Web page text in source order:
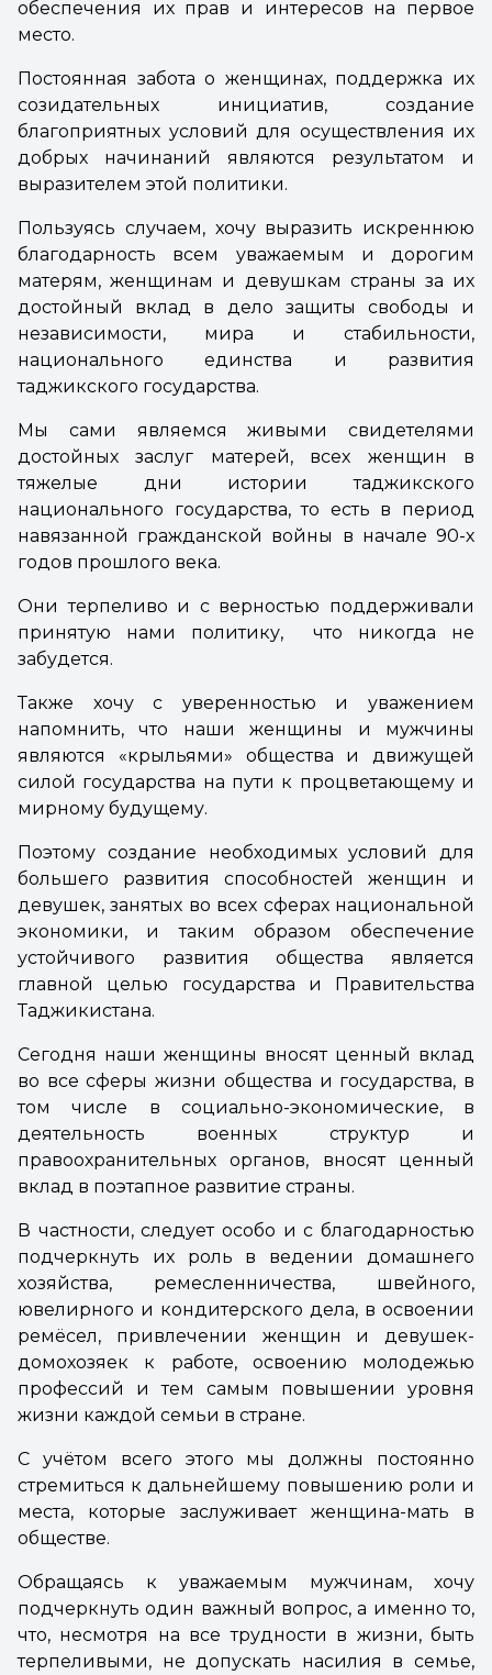
обеспечения их прав и интересов на первое
место.
Постоянная забота о женщинах, поддержка их
созидательных инициатив, создание
благоприятных условий для осуществления их
добрых начинаний являются результатом и
выразителем этой политики.
Пользуясь случаем, хочу выразить искреннюю
благодарность всем уважаемым и дорогим
матерям, женщинам и девушкам страны за их
достойный вклад в дело защиты свободы и
независимости, мира и стабильности,
национального единства и развития
таджикского государства.
Мы сами являемся живыми свидетелями
достойных заслуг матерей, всех женщин в
тяжелые дни истории таджикского
национального государства, то есть в период
навязанной гражданской войны в начале 90-х
годов прошлого века.
Они терпеливо и с верностью поддерживали
принятую нами политику, что никогда не
забудется.
Также хочу с уверенностью и уважением
напомнить, что наши женщины и мужчины
являются «крыльями» общества и движущей
силой государства на пути к процветающему и
мирному будущему.
Поэтому создание необходимых условий для
большего развития способностей женщин и
девушек, занятых во всех сферах национальной
экономики, и таким образом обеспечение
устойчивого развития общества является
главной целью государства и Правительства
Таджикистана.
Сегодня наши женщины вносят ценный вклад
во все сферы жизни общества и государства, в
том числе в социально-экономические, в
деятельность военных структур и
правоохранительных органов, вносят ценный
вклад в поэтапное развитие страны.
В частности, следует особо и с благодарностью
подчеркнуть их роль в ведении домашнего
хозяйства, ремесленничества, швейного,
ювелирного и кондитерского дела, в освоении
ремёсел, привлечении женщин и девушек-
домохозяек к работе, освоению молодежью
профессий и тем самым повышении уровня
жизни каждой семьи в стране.
С учётом всего этого мы должны постоянно
стремиться к дальнейшему повышению роли и
места, которые заслуживает женщина-мать в
обществе.
Обращаясь к уважаемым мужчинам, хочу
подчеркнуть один важный вопрос, а именно то,
что, несмотря на все трудности в жизни, быть
терпеливыми, не допускать насилия в семье,